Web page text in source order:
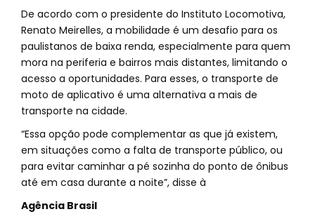
De acordo com o presidente do Instituto Locomotiva,
Renato Meirelles, a mobilidade é um desafio para os
paulistanos de baixa renda, especialmente para quem
mora na periferia e bairros mais distantes, limitando o
acesso a oportunidades. Para esses, o transporte de
moto de aplicativo é uma alternativa a mais de
transporte na cidade.
“Essa opção pode complementar as que já existem,
em situações como a falta de transporte público, ou
para evitar caminhar a pé sozinha do ponto de ônibus
até em casa durante a noite”, disse à
Agência Brasil